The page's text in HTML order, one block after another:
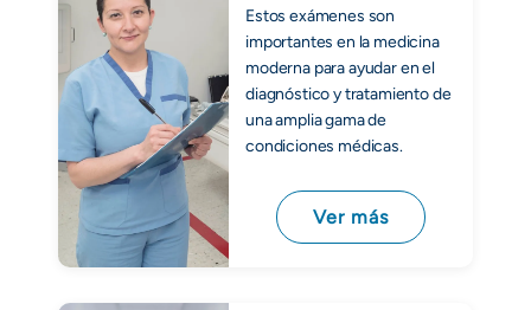
Estos exámenes son
importantes en la medicina
moderna para ayudar en el
diagnóstico y tratamiento de
una amplia gama de
condiciones médicas.
Ver más